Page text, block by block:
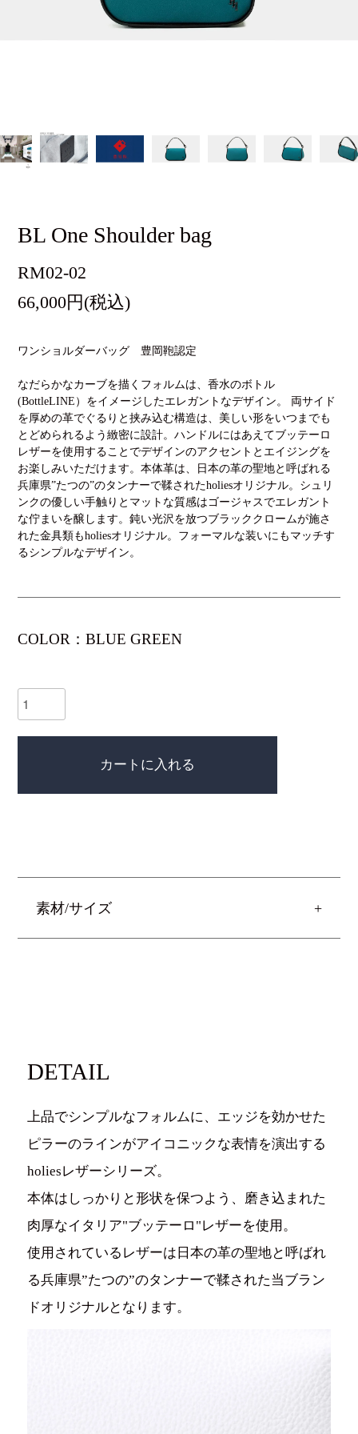
BL One Shoulder bag
RM02-02
66,000円(税込)
ワンショルダーバッグ 豊岡鞄認定
なだらかなカーブを描くフォルムは、香水のボトル
(BottleLINE）をイメージしたエレガントなデザイン。 両サイド
を厚めの革でぐるりと挟み込む構造は、美しい形をいつまでも
とどめられるよう緻密に設計。ハンドルにはあえてブッテーロ
レザーを使用することでデザインのアクセントとエイジングを
お楽しみいただけます。本体革は、日本の革の聖地と呼ばれる
兵庫県”たつの”のタンナーで鞣されたholiesオリジナル。シュリ
ンクの優しい手触りとマットな質感はゴージャスでエレガント
な佇まいを醸します。鈍い光沢を放つブラッククロームが施さ
れた金具類もholiesオリジナル。フォーマルな装いにもマッチす
るシンプルなデザイン。
COLOR：BLUE GREEN
カートに入れる
素材/サイズ
DETAIL
上品でシンプルなフォルムに、エッジを効かせた
ピラーのラインがアイコニックな表情を演出する
holiesレザーシリーズ。
本体はしっかりと形状を保つよう、磨き込まれた
肉厚なイタリア"ブッテーロ"レザーを使用。
使用されているレザーは日本の革の聖地と呼ばれ
る兵庫県”たつの”のタンナーで鞣された当ブラン
ドオリジナルとなります。